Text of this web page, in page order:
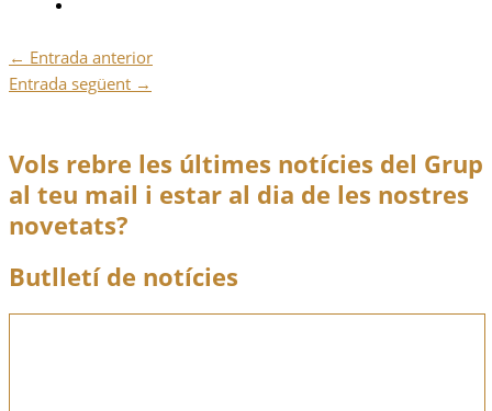
← Entrada anterior
Entrada següent →
Vols rebre les últimes notícies del Grup
al teu mail i estar al dia de les nostres
novetats?
Butlletí de notícies